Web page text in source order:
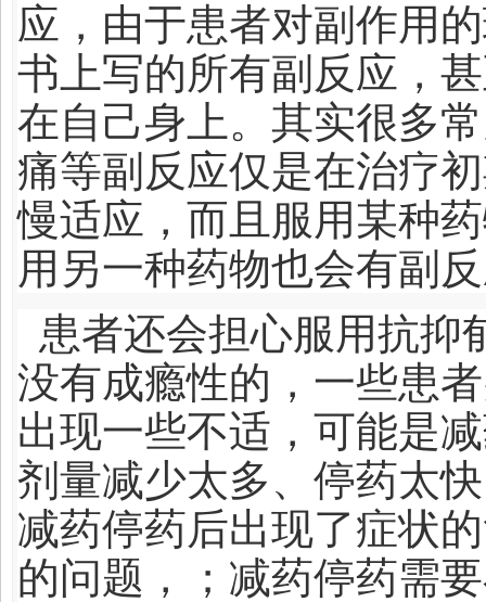
应，由于患者对副作用
书上写的所有副反应，
在自己身上。其实很多
痛等副反应仅是在治疗
慢适应，而且服用某种
用另一种药物也会有副
患者还会担心服用抗抑
没有成瘾性的，一些患
出现一些不适，可能是
剂量减少太多、停药太
减药停药后出现了症状
的问题，；减药停药需